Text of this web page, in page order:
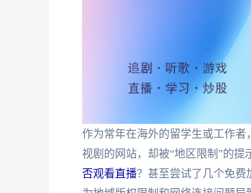
作为常年在海外的留学生或工作
视剧的网站，却被“地区限制”的
否观看直播？甚至尝试了几个免